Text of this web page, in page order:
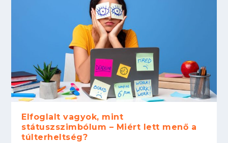
Elfoglalt vagyok, mint
státuszszimbólum – Miért lett menő a
túlterheltség?